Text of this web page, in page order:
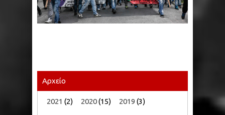
Αρχείο
2021 (2) 2020(15) 2019 (3)